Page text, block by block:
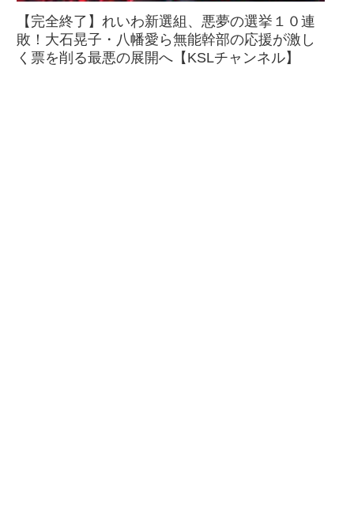
【完全終了】れいわ新選組、悪夢の選挙１０連
敗！大石晃子・八幡愛ら無能幹部の応援が激し
く票を削る最悪の展開へ【KSLチャンネル】